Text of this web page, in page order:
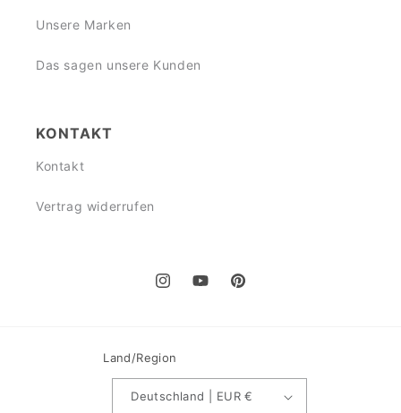
Unsere Marken
Das sagen unsere Kunden
KONTAKT
Kontakt
Vertrag widerrufen
InstagramYouTubePinterest
Land/Region
Deutschland | EUR €